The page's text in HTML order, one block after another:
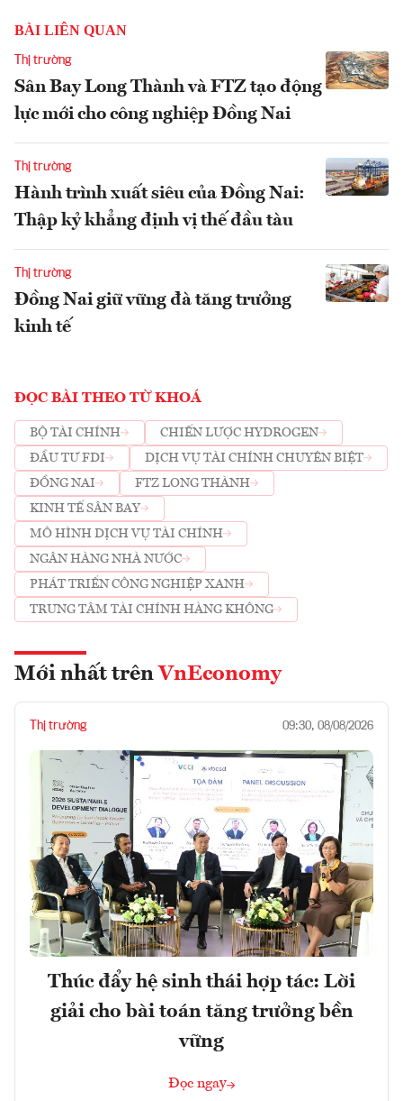
BÀI LIÊN QUAN
Thị trường
Sân Bay Long Thành và FTZ tạo động
lực mới cho công nghiệp Đồng Nai
Thị trường
Hành trình xuất siêu của Đồng Nai:
Thập kỷ khẳng định vị thế đầu tàu
Thị trường
Đồng Nai giữ vững đà tăng trưởng
kinh tế
ĐỌC BÀI THEO TỪ KHOÁ
BỘ TÀI CHÍNH
CHIẾN LƯỢC HYDROGEN
ĐẦU TƯ FDI
DỊCH VỤ TÀI CHÍNH CHUYÊN BIỆT
ĐỒNG NAI
FTZ LONG THÀNH
KINH TẾ SÂN BAY
MÔ HÌNH DỊCH VỤ TÀI CHÍNH
NGÂN HÀNG NHÀ NƯỚC
PHÁT TRIỂN CÔNG NGHIỆP XANH
TRUNG TÂM TÀI CHÍNH HÀNG KHÔNG
Mới nhất trên VnEconomy
Thị trường 09:30, 08/08/2026
Thúc đẩy hệ sinh thái hợp tác: Lời
giải cho bài toán tăng trưởng bền
vững
Đọc ngay